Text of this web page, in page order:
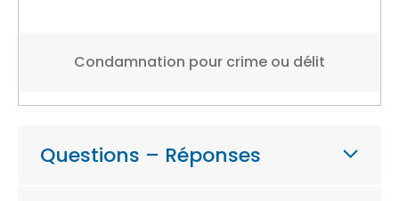
Condamnation pour crime ou délit
Questions – Réponses